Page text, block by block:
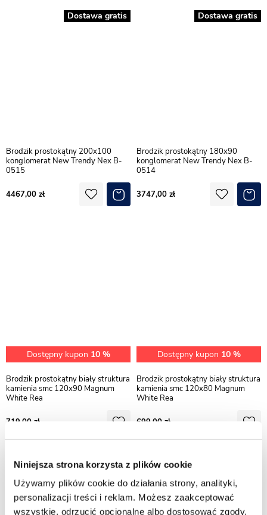
Niniejsza strona korzysta z plików cookie
Używamy plików cookie do działania strony, analityki,
personalizacji treści i reklam. Możesz zaakceptować
wszystkie, odrzucić opcjonalne albo dostosować zgody.
Brodzik prostokątny 200x100
konglomerat New Trendy Nex B-
0515
4467,00
Dostawa gratis
Brodzik prostokątny 180x90
konglomerat New Trendy Nex B-
0514
3747,00
Dostawa gratis
Dostępny kupon 10 %
Brodzik prostokątny biały struktura
kamienia smc 120x90 Magnum
White Rea
719,00
Dostępny kupon 10 %
Brodzik prostokątny biały struktura
kamienia smc 120x80 Magnum
White Rea
699,00